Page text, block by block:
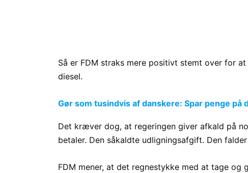
Så er FDM straks mere positivt stemt over for
diesel.
Gør som tusindvis af danskere: Spar penge på
Det kræver dog, at regeringen giver afkald på
betaler. Den såkaldte udligningsafgift. Den
FDM mener, at det regnestykke med at tage